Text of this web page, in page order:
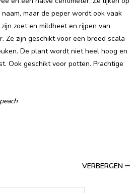
maar de peper wordt ook vaak
zoet en mildheet en rijpen van
Ze zijn geschikt voor een breed scala
De plant wordt niet heel hoog en
Ook geschikt voor potten. Prachtige
VERBERGEN